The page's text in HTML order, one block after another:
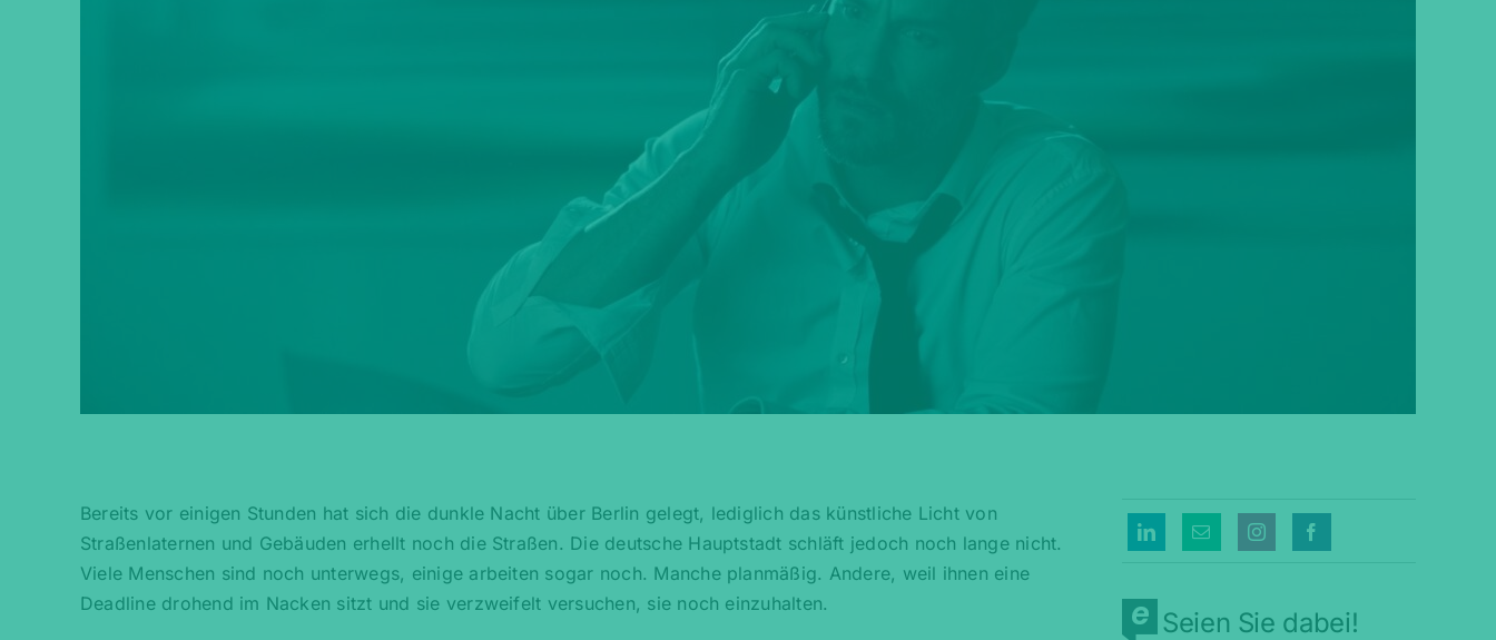
Bereits vor einigen Stunden hat sich die dunkle Nacht über Berlin gelegt, lediglich das künstliche Licht von
Straßenlaternen und Gebäuden erhellt noch die Straßen. Die deutsche Hauptstadt schläft jedoch noch lange nicht.
Viele Menschen sind noch unterwegs, einige arbeiten sogar noch. Manche planmäßig. Andere, weil ihnen eine
Deadline drohend im Nacken sitzt und sie verzweifelt versuchen, sie noch einzuhalten.
Seien Sie dabei!